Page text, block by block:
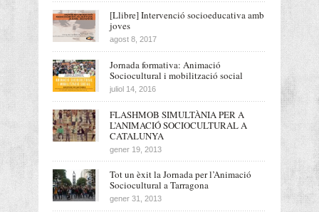
[Llibre] Intervenció socioeducativa amb
joves
agost 8, 2017
Jornada formativa: Animació
Sociocultural i mobilització social
juliol 14, 2016
FLASHMOB SIMULTÀNIA PER A
L’ANIMACIÓ SOCIOCULTURAL A
CATALUNYA
gener 19, 2013
Tot un èxit la Jornada per l’Animació
Sociocultural a Tarragona
gener 31, 2013